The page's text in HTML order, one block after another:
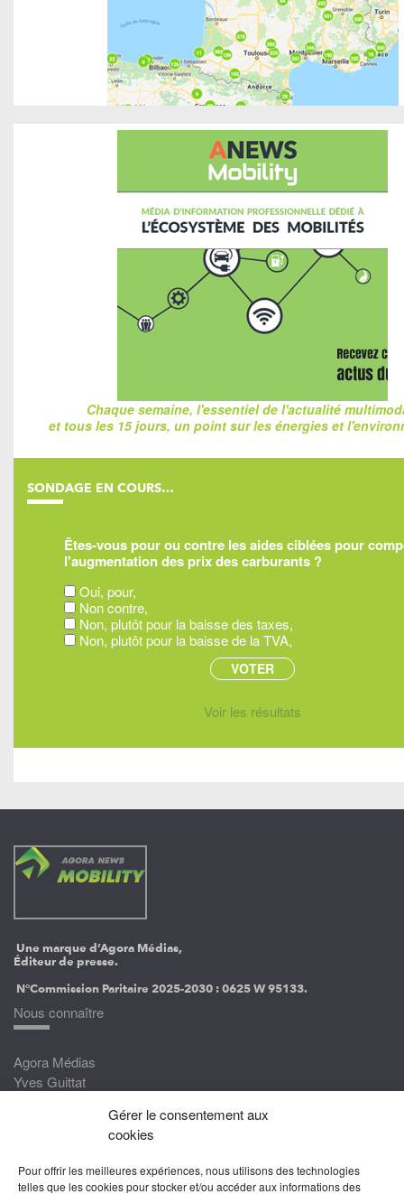
Gérer le consentement aux
cookies
Pour offrir les meilleures expériences, nous utilisons des technologies
telles que les cookies pour stocker et/ou accéder aux informations des
Chaque semaine, l'essentiel de l'actualité
et tous les 15 jours, un point sur les énergies et
SONDAGE EN COURS…
Êtes-vous pour ou contre les aides ciblées pour
l'augmentation des prix des carburants ?
Oui, pour,
Non contre,
Non, plutôt pour la baisse des taxes,
Non, plutôt pour la baisse de la TVA,
Voir les résultats
Une marque d’Agora Médias,
Éditeur de presse.
N°Commission Paritaire 2025-2030 :0625 W 95133.
Nous connaître
Agora Médias
Yves Guittat
Devenez correspondant
Rejoignez nos experts